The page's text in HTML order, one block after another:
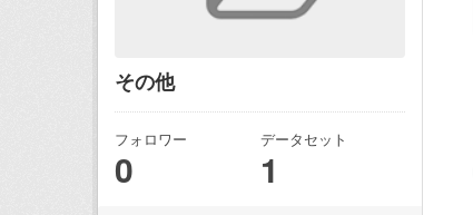
その他
フォロワー
0
データセット
1